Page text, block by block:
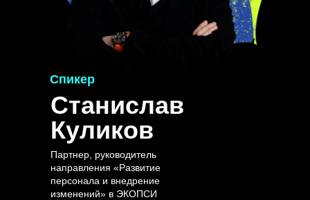
Спикер
Станислав
Куликов
Партнер, руководитель
направления «Развитие
персонала и внедрение
изменений» в ЭКОПСИ